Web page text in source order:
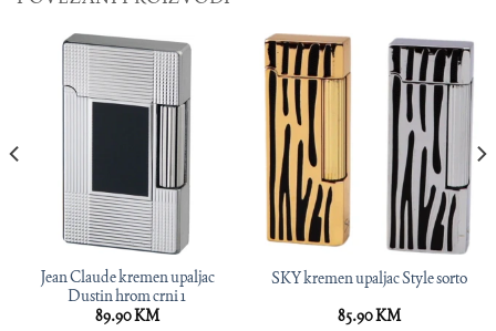
Jean Claude kremen upaljac
Dustin hrom crni 1
89.90KM
SKY kremen upaljac Style sorto
85.90KM